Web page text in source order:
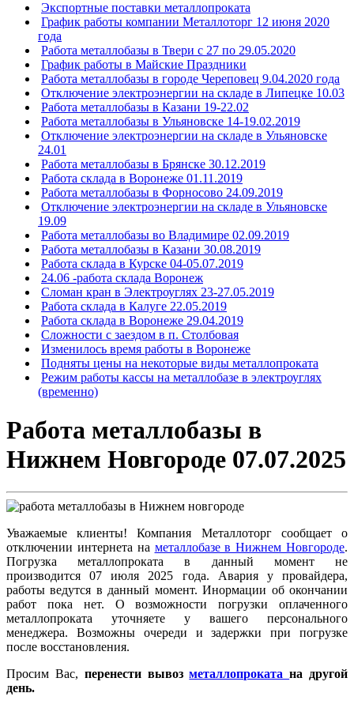
Экспортные поставки металлопроката
График работы компании Металлоторг 12 июня 2020
года
Работа металлобазы в Твери с 27 по 29.05.2020
График работы в Майские Праздники
Работа металлобазы в городе Череповец 9.04.2020 года
Отключение электроэнергии на складе в Липецке 10.03
Работа металлобазы в Казани 19-22.02
Работа металлобазы в Ульяновске 14-19.02.2019
Отключение электроэнергии на складе в Ульяновске
24.01
Работа металлобазы в Брянске 30.12.2019
Работа склада в Воронеже 01.11.2019
Работа металлобазы в Форносово 24.09.2019
Отключение электроэнергии на складе в Ульяновске
19.09
Работа металлобазы во Владимире 02.09.2019
Работа металлобазы в Казани 30.08.2019
Работа склада в Курске 04-05.07.2019
24.06 -работа склада Воронеж
Сломан кран в Электроуглях 23-27.05.2019
Работа склада в Калуге 22.05.2019
Работа склада в Воронеже 29.04.2019
Сложности с заездом в п. Столбовая
Изменилось время работы в Воронеже
Подняты цены на некоторые виды металлопроката
Режим работы кассы на металлобазе в электроуглях
(временно)
Работа металлобазы в
Нижнем Новгороде 07.07.2025
Уважаемые клиенты! Компания Металлоторг сообщает о
отключении интернета на металлобазе в Нижнем Новгороде.
Погрузка металлопроката в данный момент не
производится 07 июля 2025 года. Авария у провайдера,
работы ведутся в данный момент. Инормации об окончании
работ пока нет. О возможности погрузки оплаченного
металлопроката уточняете у вашего персонального
менеджера. Возможны очереди и задержки при погрузке
после восстановления.
Просим Вас, перенести вывозметаллопрокатана другой
день.